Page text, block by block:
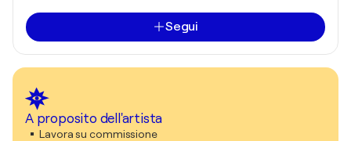
Segui
A proposito dell'artista
Lavora su commissione